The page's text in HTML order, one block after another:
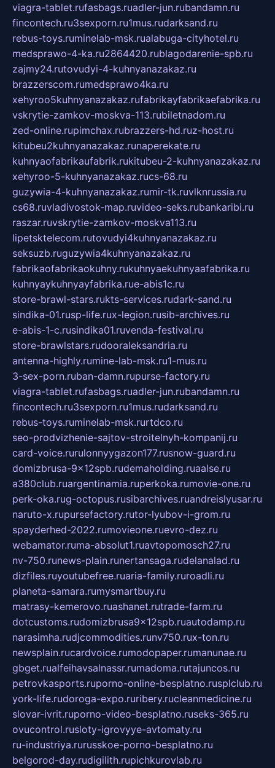
viagra-tablet.rufasbags.ruadler-jun.rubandamn.ru
fincontech.ru3sexporn.ru1mus.rudarksand.ru
rebus-toys.ruminelab-msk.rualabuga-cityhotel.ru
medsprawo-4-ka.ru2864420.rublagodarenie-spb.ru
zajmy24.rutovudyi-4-kuhnyanazakaz.ru
brazzerscom.rumedsprawo4ka.ru
xehyroo5kuhnyanazakaz.rufabrikayfabrikaefabrika.ru
vskrytie-zamkov-moskva-113.rubiletnadom.ru
zed-online.rupimchax.rubrazzers-hd.ruz-host.ru
kitubeu2kuhnyanazakaz.runaperekate.ru
kuhnyaofabrikaufabrik.rukitubeu-2-kuhnyanazakaz.ru
xehyroo-5-kuhnyanazakaz.rucs-68.ru
guzywia-4-kuhnyanazakaz.rumir-tk.ruvlknrussia.ru
cs68.ruvladivostok-map.ruvideo-seks.rubankaribi.ru
raszar.ruvskrytie-zamkov-moskva113.ru
lipetsktelecom.rutovudyi4kuhnyanazakaz.ru
seksuzb.ruguzywia4kuhnyanazakaz.ru
fabrikaofabrikaokuhny.rukuhnyaekuhnyaafabrika.ru
kuhnyaykuhnyayfabrika.rue-abis1c.ru
store-brawl-stars.rukts-services.rudark-sand.ru
sindika-01.rusp-life.rux-legion.rusib-archives.ru
e-abis-1-c.rusindika01.ruvenda-festival.ru
store-brawlstars.rudooraleksandria.ru
antenna-highly.rumine-lab-msk.ru1-mus.ru
3-sex-porn.ruban-damn.rupurse-factory.ru
viagra-tablet.rufasbags.ruadler-jun.rubandamn.ru
fincontech.ru3sexporn.ru1mus.rudarksand.ru
rebus-toys.ruminelab-msk.rurtdco.ru
seo-prodvizhenie-sajtov-stroitelnyh-kompanij.ru
card-voice.rurulonnyygazon177.rusnow-guard.ru
domizbrusa-9x12spb.rudemaholding.ruaalse.ru
a380club.ruargentinamia.ruperkoka.rumovie-one.ru
perk-oka.rug-octopus.rusibarchives.ruandreislyusar.ru
naruto-x.rupursefactory.rutor-lyubov-i-grom.ru
spayderhed-2022.rumovieone.ruevro-dez.ru
webamator.ruma-absolut1.ruavtopomosch27.ru
nv-750.runews-plain.runertansaga.rudelanalad.ru
dizfiles.ruyoutubefree.ruaria-family.ruroadli.ru
planeta-samara.rumysmartbuy.ru
matrasy-kemerovo.ruashanet.rutrade-farm.ru
dotcustoms.rudomizbrusa9x12spb.ruautodamp.ru
narasimha.rudjcommodities.runv750.rux-ton.ru
newsplain.rucardvoice.rumodopaper.rumanunae.ru
gbget.rualfeihavsalnassr.rumadoma.rutajuncos.ru
petrovkasports.ruporno-online-besplatno.rusplclub.ru
york-life.rudoroga-expo.ruribery.rucleanmedicine.ru
slovar-ivrit.ruporno-video-besplatno.ruseks-365.ru
ovucontrol.rusloty-igrovyye-avtomaty.ru
ru-industriya.rurusskoe-porno-besplatno.ru
belgorod-day.rudigilith.rupichkurovlab.ru